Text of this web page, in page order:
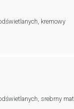
kremowy
srebrny